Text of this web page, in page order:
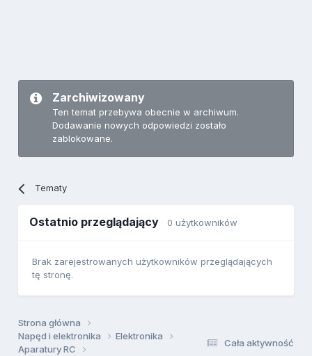
Zarchiwizowany
Ten temat przebywa obecnie w archiwum.
Dodawanie nowych odpowiedzi zostało
zablokowane.
Tematy
Ostatnio przeglądający 0 użytkowników
Brak zarejestrowanych użytkowników przeglądających
tę stronę.
Cała aktywność
Strona główna
Napęd i elektronika
Elektronika
Aparatury RC